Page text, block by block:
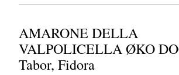
AMARONE DELLA
VALPOLICELLA ØKO
Tabor, Fidora